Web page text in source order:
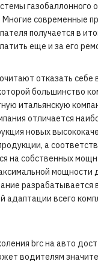
современные
получается в
еще и за его
отказать
большинство
итальянскую
отличается
новых
а
на собственных
мощности
всего
brc на авто
водителям